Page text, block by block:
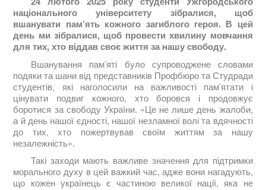
національного університету зібралися, щоб
вшанувати пам’ять кожного загиблого героя. В цей
день ми зібралися, щоб провести хвилину мовчання
для тих, хто віддав своє життя за нашу свободу.
Вшанування пам’яті було супроводжене словами
подяки та шани від представників Профбюро та Студради
студентів, які наголосили на важливості пам’ятати і
цінувати подвиг кожного, хто боровся і продовжує
боротися за свободу України. «Це не лише день жалоби,
а й день нашої єдності, нашої незламної волі та вдячності
до тих, хто пожертвував своїм життям за нашу
незалежність».
Такі заходи мають важливе значення для підтримки
морального духу в цей важкий час, адже вони нагадують,
що кожен українець є частиною великої нації, яка не